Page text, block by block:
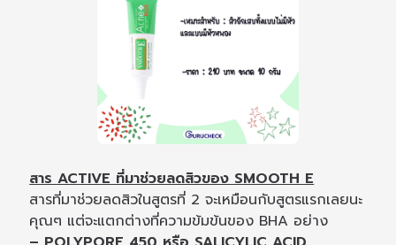
สาร ACTIVE ที่มาช่วยลดสิวของ SMOOTH E
สารที่มาช่วยลดสิวในสูตรที่ 2 จะเหมือนกับสูตรแรกเลยนะ
คุณๆ แต่จะแตกต่างที่ความข้มข้นของ BHA อย่าง